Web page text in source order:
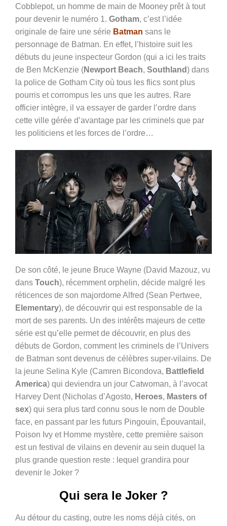
Cobblepot, un homme de main de Mooney prêt à tout
pour devenir le numéro 1. Gotham, c’est l’idée
originale de faire une série Batman sans le
personnage de Batman. En effet, l’histoire suit les
débuts du jeune inspecteur Gordon (qui a ici les traits
de Ben McKenzie (Newport Beach, Southland) dans
la police de Gotham City où tous les flics sont plus
pourris et corrompus les uns que les autres. Rare
officier intègre, il va essayer de garder l’ordre dans
cette ville gérée d’avantage par les criminels que par
les politiciens et les forces de l’ordre…
De son côté, le jeune Bruce Wayne (David Mazouz, vu
dans Touch), récemment orphelin, décide malgré les
réticences de son majordome Alfred (Sean Pertwee,
Elementary), de découvrir qui est responsable de la
mort de ses parents. Un des intérêts majeurs de cette
série est qu’elle permet de découvrir, en plus des
débuts de Gordon, comment les criminels de l’Univers
de Batman sont devenus de célèbres super-vilains. De
la jeune Selina Kyle (Camren Bicondova, Battlefield
America) qui deviendra un jour Catwoman, à l’avocat
Harvey Dent (Nicholas d’Agosto, Heroes, Masters of
sex) qui sera plus tard connu sous le nom de Double
face, en passant par les futurs Pingouin, Épouvantail,
Poison Ivy et Homme mystère, cette première saison
est un festival de vilains en devenir au sein duquel la
plus grande question reste : lequel grandira pour
devenir le Joker ?
Qui sera le Joker ?
Au détour du casting, outre les noms déjà cités, on